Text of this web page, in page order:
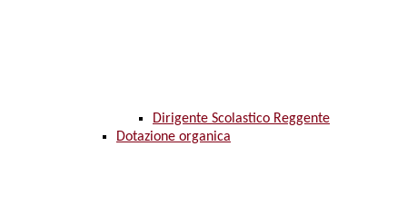
Dirigente Scolastico Reggente
Dotazione organica